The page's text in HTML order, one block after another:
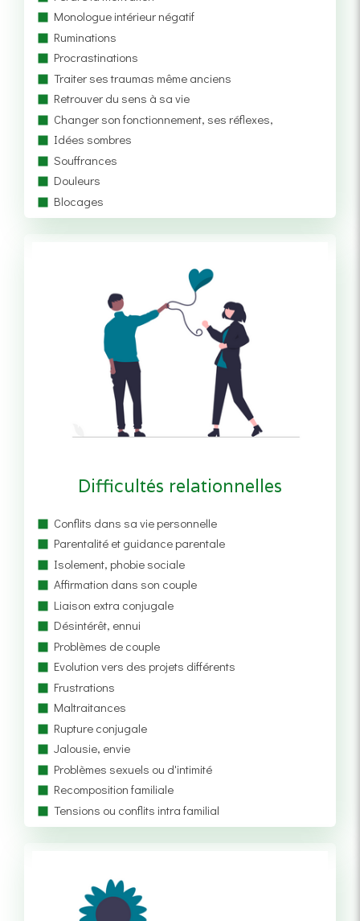
Monologue intérieur négatif
Ruminations
Procrastinations
Traiter ses traumas même anciens
Retrouver du sens à sa vie
Changer son fonctionnement, ses réflexes,
Idées sombres
Souffrances
Douleurs
Blocages
Difficultés relationnelles
Conflits dans sa vie personnelle
Parentalité et guidance parentale
Isolement, phobie sociale
Affirmation dans son couple
Liaison extra conjugale
Désintérêt, ennui
Problèmes de couple
Evolution vers des projets différents
Frustrations
Maltraitances
Rupture conjugale
Jalousie, envie
Problèmes sexuels ou d'intimité
Recomposition familiale
Tensions ou conflits intra familial